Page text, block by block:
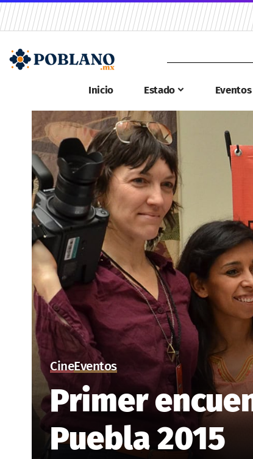
Inicio Estado Eventos
CineEventos
Primer
Puebla 2015